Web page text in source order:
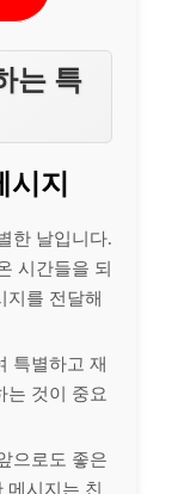
는 특
지
한 날입니다.
시간들을 되
지를 전달해
특별하고 재
는 것이 중요
으로도 좋은
시지는 친